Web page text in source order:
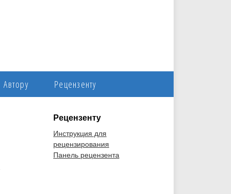
Автору Рецензенту
Рецензенту
Инструкция для
рецензирования
Панель рецензента